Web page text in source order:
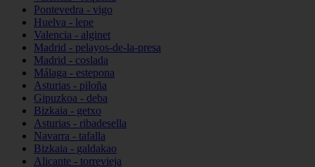
Pontevedra - vigo
Huelva - lepe
Valencia - alginet
Madrid - pelayos-de-la-presa
Madrid - coslada
Málaga - estepona
Asturias - piloña
Gipuzkoa - deba
Bizkaia - getxo
Asturias - ribadesella
Navarra - tafalla
Bizkaia - galdakao
Alicante - torrevieja